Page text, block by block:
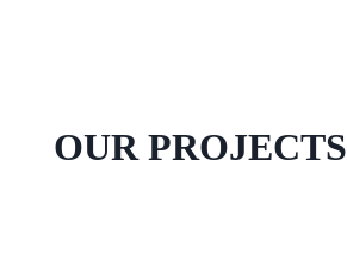
OUR PROJECTS